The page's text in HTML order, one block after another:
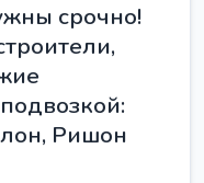
срочно!
Ришон